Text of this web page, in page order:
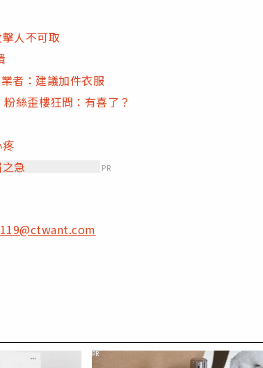
人不可取
者：建議加件衣服
絲歪樓狂問：有喜了？
急
PR
119@ctwant.com
PR